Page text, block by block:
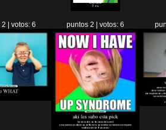
| votos: 6 puntos 2 | votos: 6